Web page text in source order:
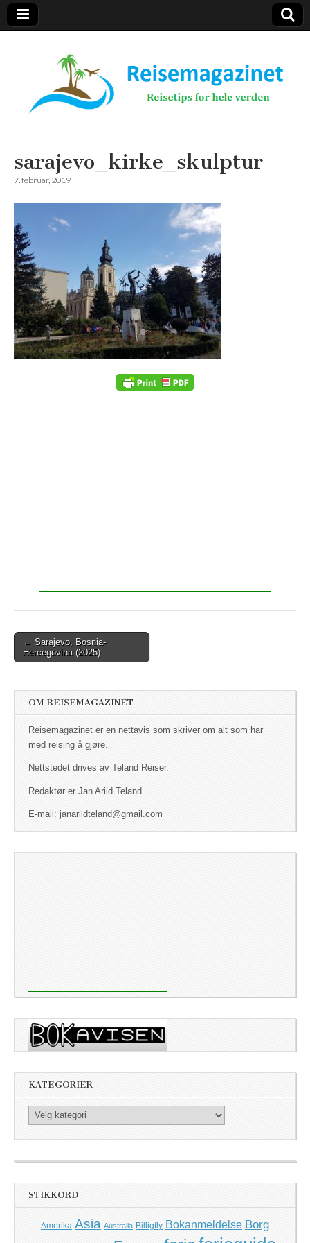
Reisemagazinet
sarajevo_kirke_skulptur
7. februar, 2019
Post navigation
← Sarajevo, Bosnia-
Hercegovina (2025)
OM REISEMAGAZINET
Reisemagazinet er en nettavis som skriver om alt som har
med reising å gjøre.
Nettstedet drives av Teland Reiser.
Redaktør er Jan Arild Teland
E-mail: janarildteland@gmail.com
KATEGORIER
Kategorier
STIKKORD
Amerika Asia Australia Billigfly Bokanmeldelse Borg